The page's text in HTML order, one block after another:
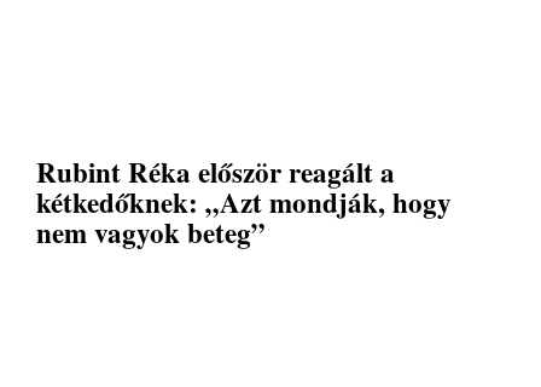
Rubint Réka először reagált a
kétkedőknek: „Azt mondják, hogy
nem vagyok beteg”